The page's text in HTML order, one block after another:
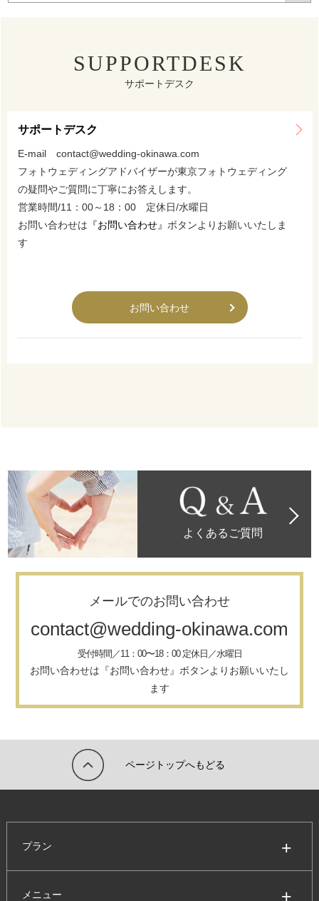
SUPPORTDESK
サポートデスク
サポートデスク
E-mail contact@wedding-okinawa.com
フォトウェディングアドバイザーが東京フォトウェディング
の疑問やご質問に丁寧にお答えします。
営業時間/11：00～18：00 定休日/水曜日
お問い合わせは 『お問い合わせ』 ボタンよりお願いいたしま
す
お問い合わせ
よくあるご質問
メールでのお問い合わせ
contact@wedding-okinawa.com
受付時間／11：00〜18：00 定休日／水曜日
お問い合わせは『お問い合わせ』ボタンよりお願いいたし
ます
ページトップへもどる
プラン
メニュー